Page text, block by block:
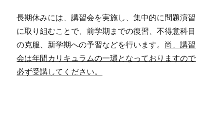
長期休みには、講習会を実施し、集中的に問題演習
に取り組むことで、前学期までの復習、不得意科目
の克服、新学期への予習などを行います。 尚、講習
会は年間カリキュラムの一環となっておりますので
必ず受講してください。